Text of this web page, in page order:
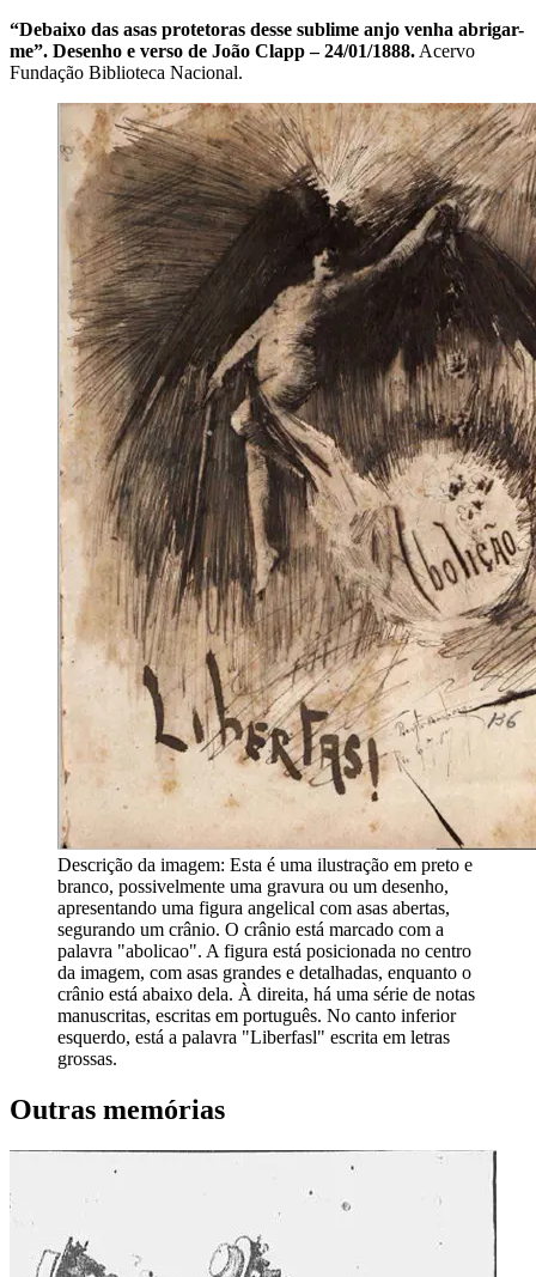
“Debaixo das asas protetoras desse sublime anjo venha abrigar-
me”. Desenho e verso de João Clapp – 24/01/1888. Acervo
Fundação Biblioteca Nacional.
Descrição da imagem: Esta é uma ilustração em preto e
branco, possivelmente uma gravura ou um desenho,
apresentando uma figura angelical com asas abertas,
segurando um crânio. O crânio está marcado com a
palavra "abolicao". A figura está posicionada no centro
da imagem, com asas grandes e detalhadas, enquanto o
crânio está abaixo dela. À direita, há uma série de notas
manuscritas, escritas em português. No canto inferior
esquerdo, está a palavra "Liberfasl" escrita em letras
grossas.
Outras memórias